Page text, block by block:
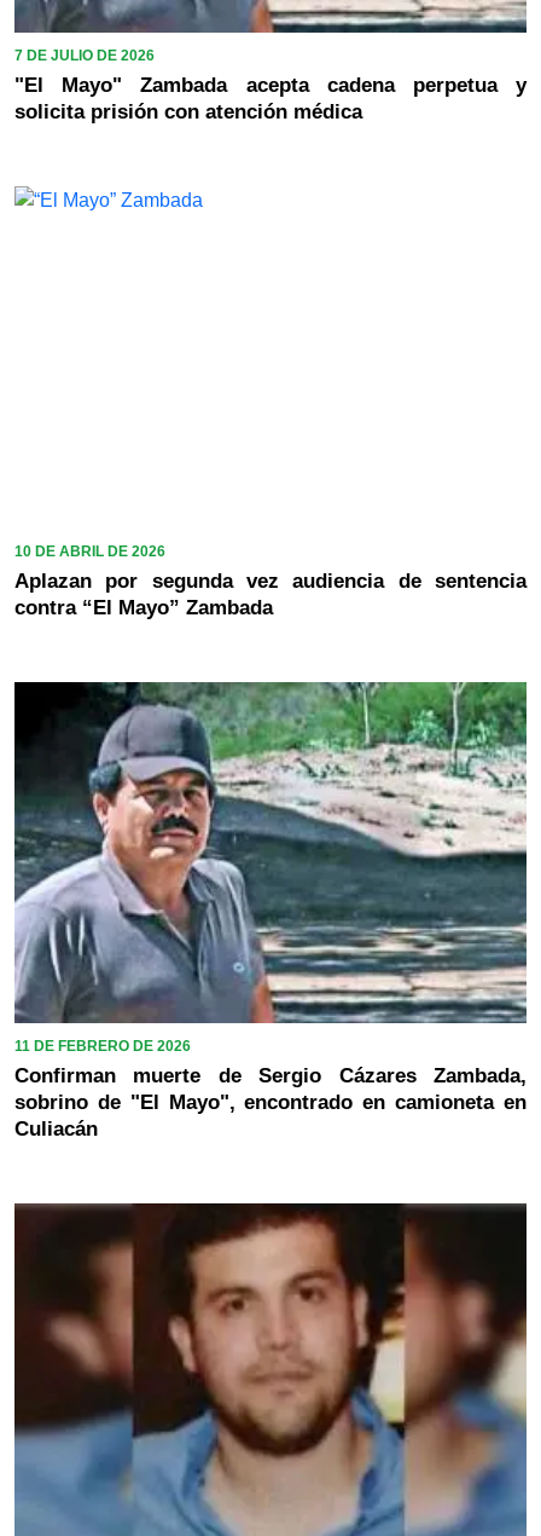
7 DE JULIO DE 2026
"El Mayo" Zambada acepta cadena perpetua y
solicita prisión con atención médica
10 DE ABRIL DE 2026
Aplazan por segunda vez audiencia de sentencia
contra “El Mayo” Zambada
11 DE FEBRERO DE 2026
Confirman muerte de Sergio Cázares Zambada,
sobrino de "El Mayo", encontrado en camioneta en
Culiacán